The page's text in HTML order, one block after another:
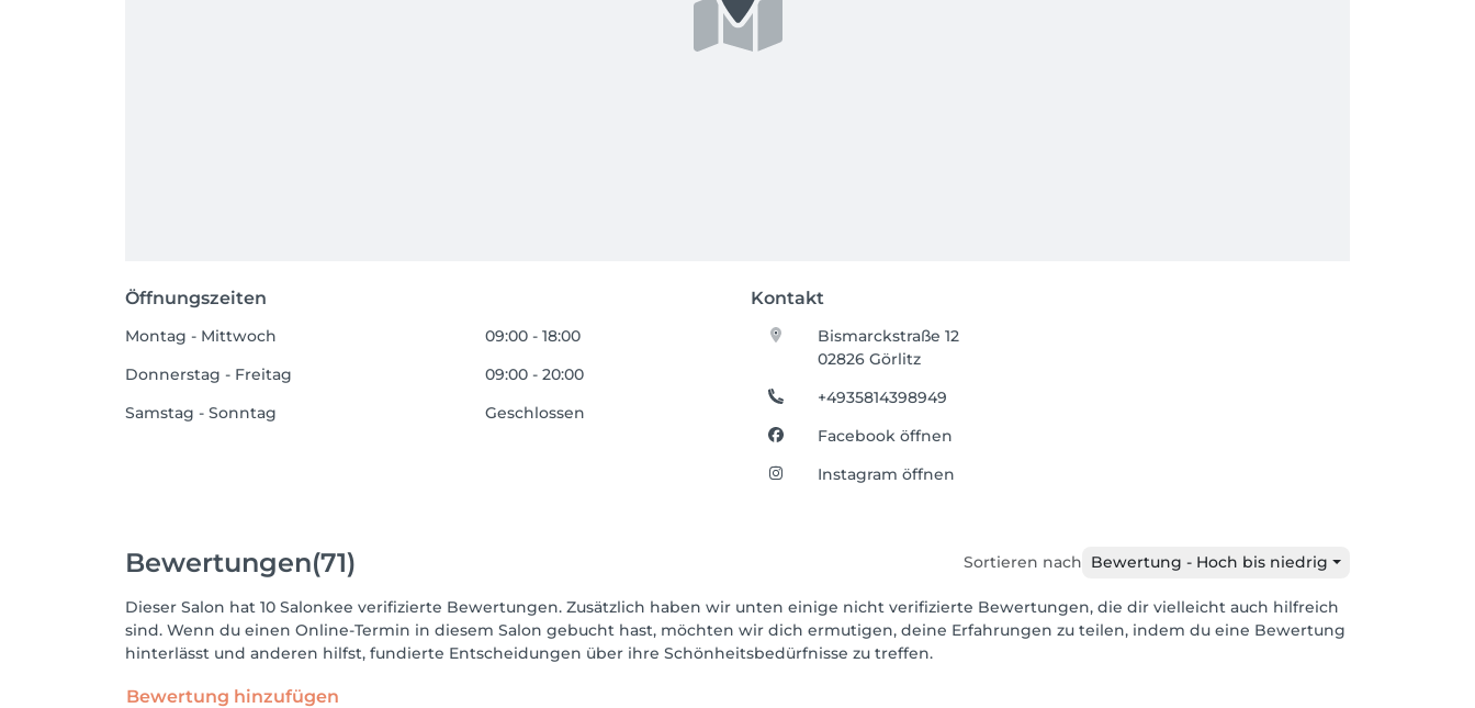
Öffnungszeiten Kontakt
Montag - Mittwoch
09:00 - 18:00
Donnerstag - Freitag
09:00 - 20:00
Samstag - Sonntag
Geschlossen
Bismarckstraße 12
02826 Görlitz
+4935814398949
Facebook öffnen
Instagram öffnen
Bewertungen(71) Sortieren nach Bewertung - Hoch bis niedrig
Dieser Salon hat 10 Salonkee verifizierte Bewertungen. Zusätzlich haben wir unten einige nicht verifizierte Bewertungen, die dir vielleicht auch hilfreich
sind. Wenn du einen Online-Termin in diesem Salon gebucht hast, möchten wir dich ermutigen, deine Erfahrungen zu teilen, indem du eine Bewertung
hinterlässt und anderen hilfst, fundierte Entscheidungen über ihre Schönheitsbedürfnisse zu treffen.
Bewertung hinzufügen